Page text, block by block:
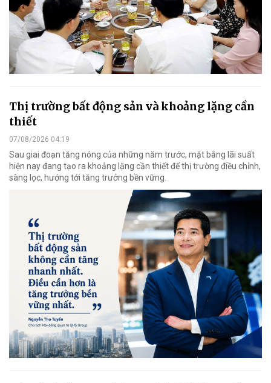
Thị trường bất động sản và khoảng lặng cần
thiết
07/08/2026 04:19
Sau giai đoạn tăng nóng của những năm trước, mặt bằng lãi suất
hiện nay đang tạo ra khoảng lặng cần thiết để thị trường điều chỉnh,
sàng lọc, hướng tới tăng trưởng bền vững.